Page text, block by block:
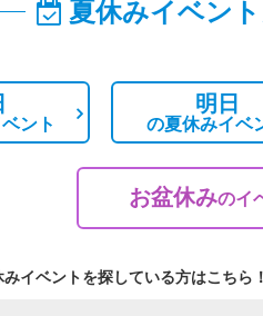
夏休みイベン
ント
明日
の夏休みイベ
お盆休みのイ
イベントを探している方はこちら！